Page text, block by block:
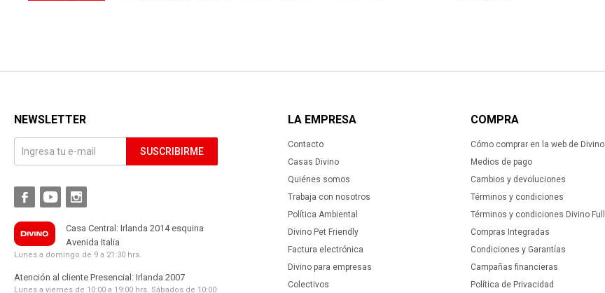
LA EMPRESA
Contacto
Casas Divino
Quiénes somos
Trabaja con nosotros
Política Ambiental
Divino Pet Friendly
Factura electrónica
Divino para empresas
Colectivos
COMPRA
Cómo comprar en la web de Divino
Medios de pago
Cambios y devoluciones
Términos y condiciones
Términos y condiciones Divino Full
Compras Integradas
Condiciones y Garantías
Campañas financieras
Política de Privacidad
NEWSLETTER
SUSCRIBIRME
  
Casa Central: Irlanda 2014 esquina
Avenida Italia
Lunes a domingo de 9 a 21:30 hrs.
Atención al cliente Presencial: Irlanda 2007
Lunes a viernes de 10:00 a 19:00 hrs. Sábados de 10:00